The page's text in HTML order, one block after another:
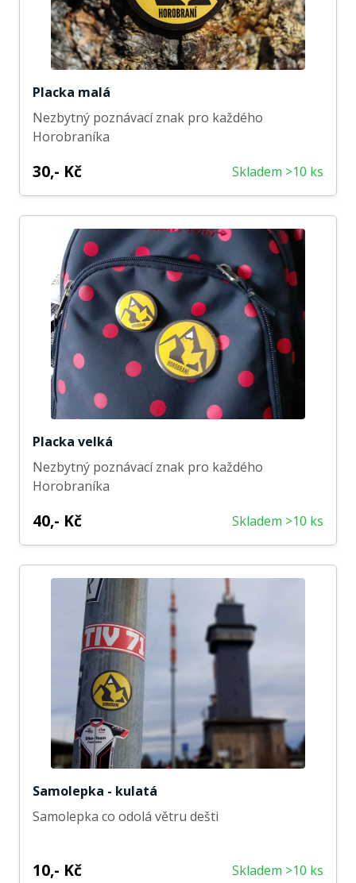
Placka malá
Nezbytný poznávací znak pro každého
Horobraníka
30,- Kč Skladem >10 ks
Placka velká
Nezbytný poznávací znak pro každého
Horobraníka
40,- Kč Skladem >10 ks
Samolepka - kulatá
Samolepka co odolá větru dešti
10,- Kč Skladem >10 ks